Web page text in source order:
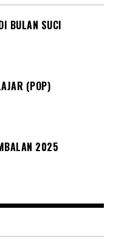
BULAN SUCI
(POP)
2025